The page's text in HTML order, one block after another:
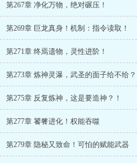
第267章 净化万物，绝对碾压！
第269章 巨龙真身！机制：指令读取！
第271章 终焉遗物，灵性进阶！
第273章 炼神灵瀑，武圣的面子给不给？
第275章 反复炼神，这是要造神？！
第277章 饕餮进化！权能吞噬
第279章 隐秘又致命！可怕的赋能武器